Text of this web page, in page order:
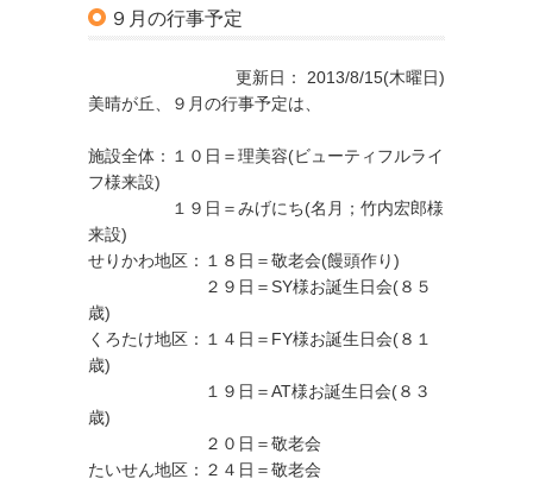
９月の行事予定
更新日： 2013/8/15(木曜日)
美晴が丘、９月の行事予定は、
施設全体：１０日＝理美容(ビューティフルライ
フ様来設)
１９日＝みげにち(名月；竹内宏郎様
来設)
せりかわ地区：１８日＝敬老会(饅頭作り)
２９日＝SY様お誕生日会(８５
歳)
くろたけ地区：１４日＝FY様お誕生日会(８１
歳)
１９日＝AT様お誕生日会(８３
歳)
２０日＝敬老会
たいせん地区：２４日＝敬老会